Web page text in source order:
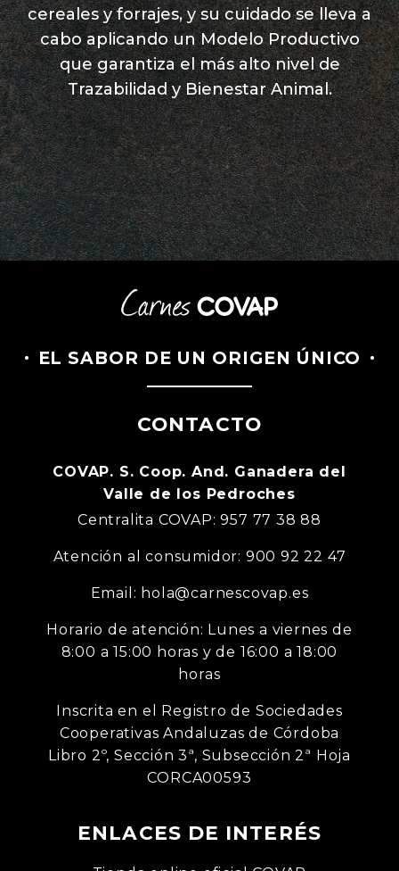
cereales y forrajes, y su cuidado se lleva a
cabo aplicando un Modelo Productivo
que garantiza el más alto nivel de
Trazabilidad y Bienestar Animal.
EL SABOR DE UN ORIGEN ÚNICO
CONTACTO
COVAP. S. Coop. And. Ganadera del
Valle de los Pedroches
Centralita COVAP: 957 77 38 88
Atención al consumidor: 900 92 22 47
Email: hola@carnescovap.es
Horario de atención: Lunes a viernes de
8:00 a 15:00 horas y de 16:00 a 18:00
horas
Inscrita en el Registro de Sociedades
Cooperativas Andaluzas de Córdoba
Libro 2º, Sección 3ª, Subsección 2ª Hoja
CORCA00593
ENLACES DE INTERÉS